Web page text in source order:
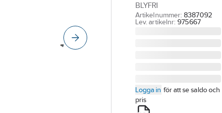
BLYFRI
Artikelnummer: 8387092
Lev. artikelnr: 975667
Logga in för att se saldo och
pris